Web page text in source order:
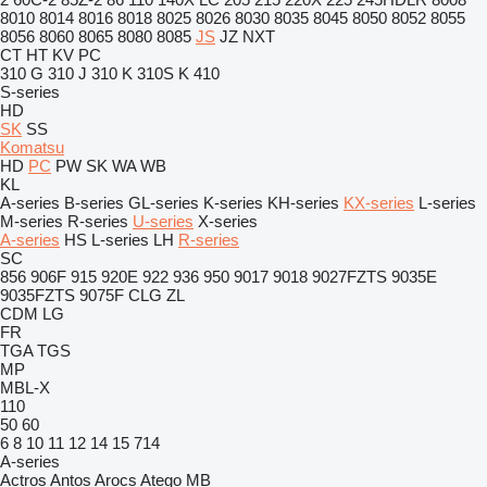
8010 8014 8016 8018 8025 8026 8030 8035 8045 8050 8052 8055
8056 8060 8065 8080 8085 JS JZ NXT
CT HT KV PC
310 G 310 J 310 K 310S K 410
S-series
HD
SK SS
Komatsu
HD PC PW SK WA WB
KL
A-series B-series GL-series K-series KH-series KX-series L-series
M-series R-series U-series X-series
A-series HS L-series LH R-series
SC
856 906F 915 920E 922 936 950 9017 9018 9027FZTS 9035E
9035FZTS 9075F CLG ZL
CDM LG
FR
TGA TGS
MP
MBL-X
110
50 60
6 8 10 11 12 14 15 714
A-series
Actros Antos Arocs Atego MB